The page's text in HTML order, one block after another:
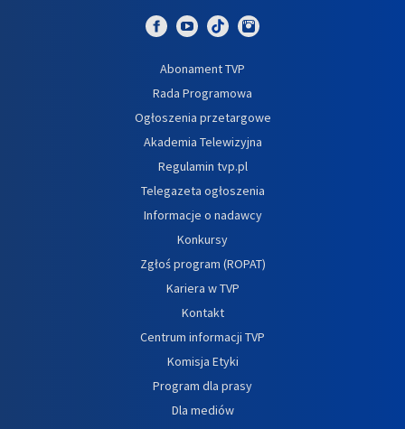
Abonament TVP
Rada Programowa
Ogłoszenia przetargowe
Akademia Telewizyjna
Regulamin tvp.pl
Telegazeta ogłoszenia
Informacje o nadawcy
Konkursy
Zgłoś program (ROPAT)
Kariera w TVP
Kontakt
Centrum informacji TVP
Komisja Etyki
Program dla prasy
Dla mediów